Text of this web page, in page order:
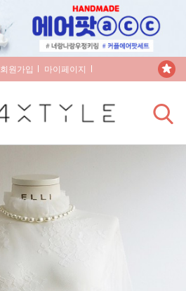
회원가입 마이페이지